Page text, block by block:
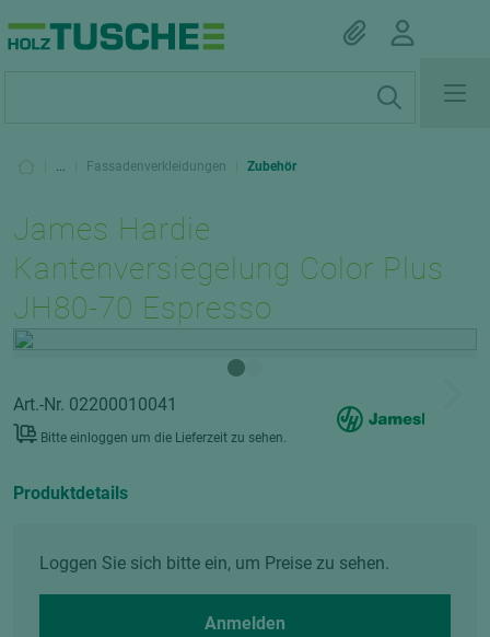
... Fassadenverkleidungen Zubehör
James Hardie
Kantenversiegelung Color Plus
JH80-70 Espresso
Art.-Nr. 02200010041
Bitte einloggen um die Lieferzeit zu sehen.
Produktdetails
Loggen Sie sich bitte ein, um Preise zu sehen.
Anmelden